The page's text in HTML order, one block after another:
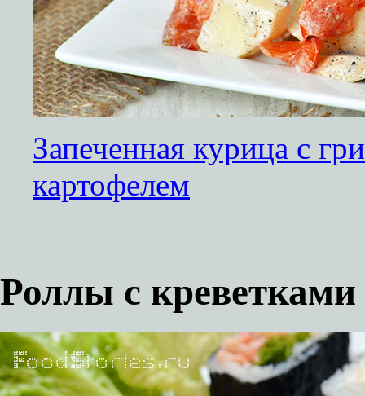
Запеченная курица с
картофелем
Роллы с креветками